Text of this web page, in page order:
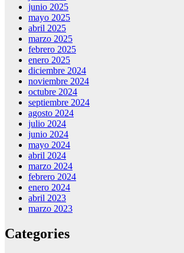
junio 2025
mayo 2025
abril 2025
marzo 2025
febrero 2025
enero 2025
diciembre 2024
noviembre 2024
octubre 2024
septiembre 2024
agosto 2024
julio 2024
junio 2024
mayo 2024
abril 2024
marzo 2024
febrero 2024
enero 2024
abril 2023
marzo 2023
Categories